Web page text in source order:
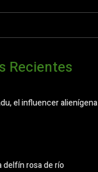
Recientes
el influencer alienígena
delfín rosa de río